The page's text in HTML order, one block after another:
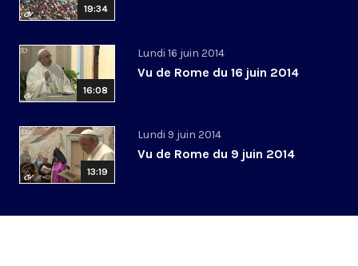
19:34
16:08
Lundi 16 juin 2014
Vu de Rome du 16 juin 2014
13:19
Lundi 9 juin 2014
Vu de Rome du 9 juin 2014